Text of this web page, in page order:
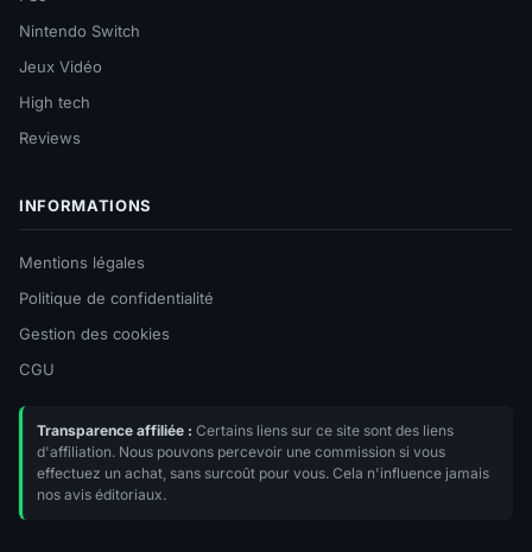
Nintendo Switch
Jeux Vidéo
High tech
Reviews
INFORMATIONS
Mentions légales
Politique de confidentialité
Gestion des cookies
CGU
Transparence affiliée : Certains liens sur ce site sont des liens
d'affiliation. Nous pouvons percevoir une commission si vous
effectuez un achat, sans surcoût pour vous. Cela n'influence jamais
nos avis éditoriaux.